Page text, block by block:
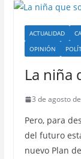
ACTUALIDAD
OPINIÓN
La niña
3 de agosto
Pero, para
del futuro
nuevo Plan